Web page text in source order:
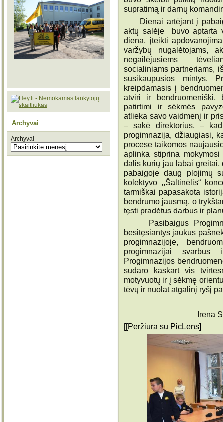
Archyvai
Archyvai
supratimą ir darnų
Dienai artėjant į
aktų salėje buvo aptarta
diena, įteikti
varžybų nugalėtojams,
negailėjusiems
socialiniams partneriams,
susikaupusios mintys.
kreipdamasis į
atviri ir bendruomeniški,
patirtimi ir sėkmės
atlieka savo vaidmenį ir
– sakė direktorius, –
progimnazija, džiaugiasi,
procese taikomos
aplinka stiprina
dalis kurių jau labai greitai,
pabaigoje daug plojimų
kolektyvo ,,Šaltinėlis“
tarmiškai papasakota
bendrumo jausmą, o
tęsti pradėtus darbus ir
Pasibaigus
besitęsiantys jaukūs
progimnazijoje,
progimnazijai
Progimnazijos
sudaro kaskart vis
motyvuotų ir į sėkmę
tėvų ir nuolat atgalinį ryšį
Irena
[[Peržiūra su PicLens]